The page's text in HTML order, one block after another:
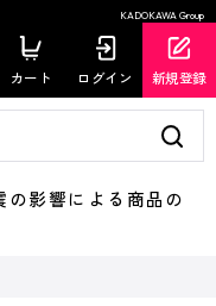
KADOKAWA Group
カート ログイン 新規登録
影響による商品の